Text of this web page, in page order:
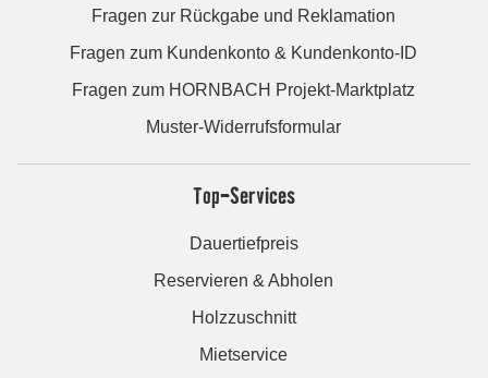
Fragen zur Rückgabe und Reklamation
Fragen zum Kundenkonto & Kundenkonto-ID
Fragen zum HORNBACH Projekt-Marktplatz
Muster-Widerrufsformular
Top-Services
Dauertiefpreis
Reservieren & Abholen
Holzzuschnitt
Mietservice